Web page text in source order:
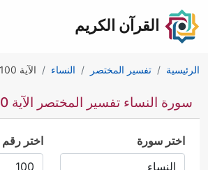
القرآن الكريم
الرئيسية تفسير المختصر النساء الآية 100
سورة النساء تفسير المختصر الآية 100
اختر سورة اختر رقم